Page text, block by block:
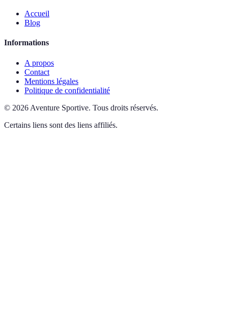
Accueil
Blog
Informations
A propos
Contact
Mentions légales
Politique de confidentialité
© 2026 Aventure Sportive. Tous droits réservés.
Certains liens sont des liens affiliés.